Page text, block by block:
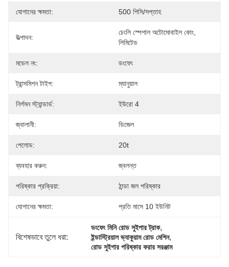
যোগানের ক্ষমতা: 500 পিসি/সপ্তাহ
উত্পাদন:
চেংলি স্পেশাল অটোমোবাইল কোং,
লিমিটেড
মডেল নং: ডংফেং
ট্রান্সমিশন টাইপ: ম্যানুয়াল
নির্গমন স্ট্যান্ডার্ড: ইউরো 4
জ্বালানী: ডিজেল
পেলোড: 20t
ব্যবহার করুন: জ্বলন্ত
পরিষ্কার প্রক্রিয়া: ঠান্ডা জল পরিষ্কার
যোগানের ক্ষমতা: প্রতি মাসে 10 ইউনিট
বিশেষভাবে তুলে ধরা:
ডংফেং মিনি রোড সুইপার ট্রাক,
ইন্ডাস্ট্রিয়াল ভ্যাকুয়াম রোড মেশিন,
রোড সুইপার পরিষ্কার করার সরঞ্জাম